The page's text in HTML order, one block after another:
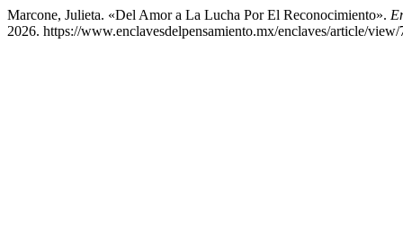
Marcone, Julieta. «Del Amor a La Lucha Por El Reconocimiento».
2026. https://www.enclavesdelpensamiento.mx/enclaves/article/view/